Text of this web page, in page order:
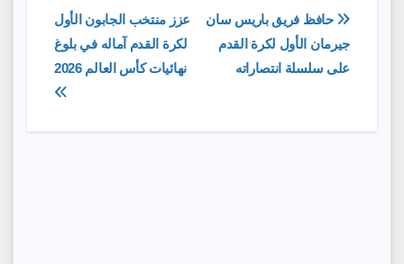
تصفّح
المقالات
عزز منتخب الجابون الأول
لكرة القدم آماله في بلوغ
نهائيات كأس العالم 2026
حافظ فريق باريس سان
جيرمان الأول لكرة القدم
على سلسلة انتصاراته